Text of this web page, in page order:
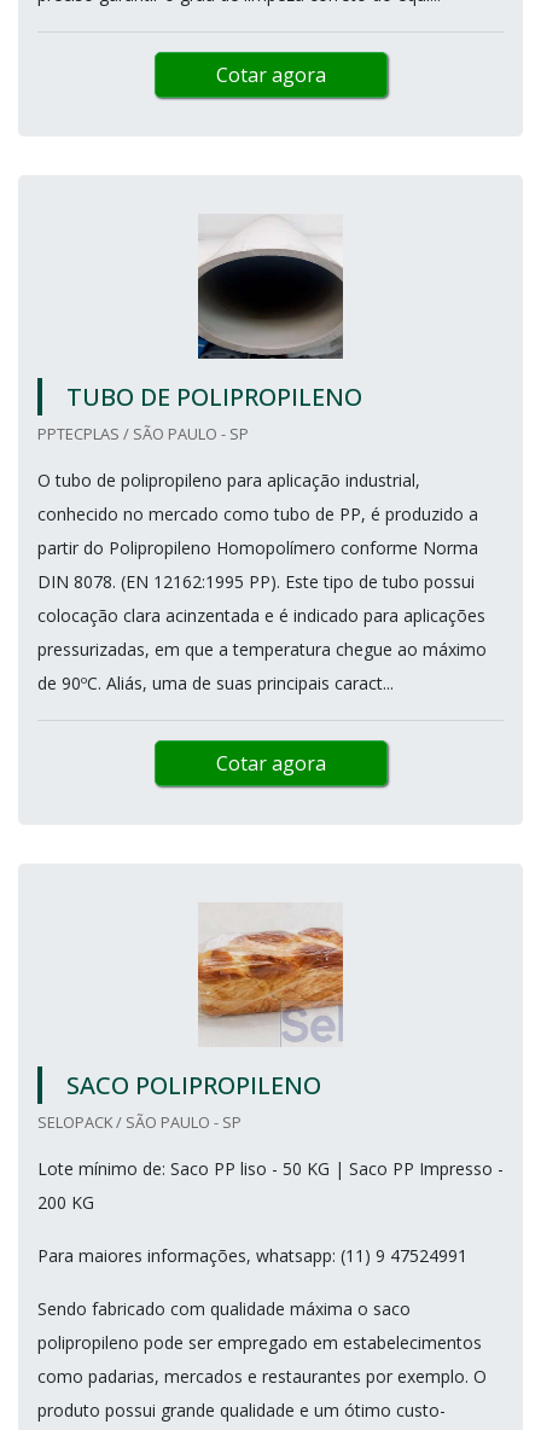
Cotar agora
TUBO DE POLIPROPILENO
PPTECPLAS / SÃO PAULO - SP
O tubo de polipropileno para aplicação industrial,
conhecido no mercado como tubo de PP, é produzido a
partir do Polipropileno Homopolímero conforme Norma
DIN 8078. (EN 12162:1995 PP). Este tipo de tubo possui
colocação clara acinzentada e é indicado para aplicações
pressurizadas, em que a temperatura chegue ao máximo
de 90ºC. Aliás, uma de suas principais caract...
Cotar agora
SACO POLIPROPILENO
SELOPACK / SÃO PAULO - SP
Lote mínimo de: Saco PP liso - 50 KG | Saco PP Impresso -
200 KG
Para maiores informações, whatsapp: (11) 9 47524991
Sendo fabricado com qualidade máxima o saco
polipropileno pode ser empregado em estabelecimentos
como padarias, mercados e restaurantes por exemplo. O
produto possui grande qualidade e um ótimo custo-